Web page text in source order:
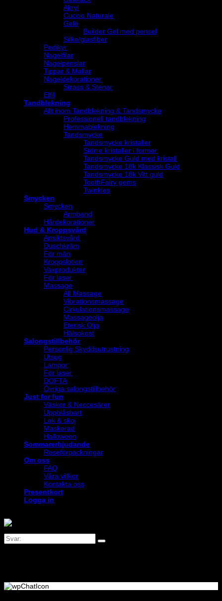
Akryl
Cuccio Naturale
Gelé
Builder Gel med pensel
Silke/glasfiber
Pedikyr
Nagelfilar
Nagelpenslar
Tippar & Mallar
Nageldekorationer
Strass & Stenar
Elfil
Tandblekning
Allt inom Tandblekning & Tandsmycke
Professionell tandblekning
Hemmablekning
Tandsmycke
Tandsmycke kristaller
Större kristaller i former
Tandsmycke Guld med kristall
Tandsmycke 18k Klassisk Guld
Tandsmycke 18k Vitt guld
ToothFairy gems
Twinkles
Smycken
Smycken
Armband
Hårdekorationer
Hud & Kroppsvård
Ansiktsvård
Duschkräm
För män
Kroppslotion
Vaxprodukter
För laser
Massage
All Massage
Vibrationsmassage
Cirkulationsmassage
Massageolja
Eterisk Olja
Hälsokost
Salongstillbehör
Personlig Skyddsutrustning
Utsug
Lampor
För laser
DOFTA
Övriga salongstillbehör
Just for fun
Väskor & Neccesärer
Uppblåsbart
Lek & skoj
Maskerad
Halloween
Sommarerbjudande
Reseförpackningar
Om oss
FAQ
Våra villkor
Kontakta oss
Presentkort
Logga in